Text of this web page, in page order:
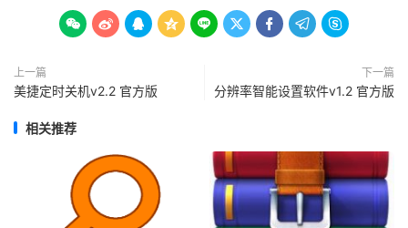
        
上一篇
美捷定时关机v2.2 官方版
下一篇
分辨率智能设置软件v1.2 官方版
相关推荐